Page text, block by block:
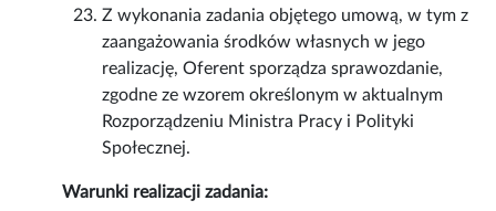
Z wykonania zadania objętego umową, w tym z
zaangażowania środków własnych w jego
realizację, Oferent sporządza sprawozdanie,
zgodne ze wzorem określonym w aktualnym
Rozporządzeniu Ministra Pracy i Polityki
Społecznej.
Warunki realizacji zadania: